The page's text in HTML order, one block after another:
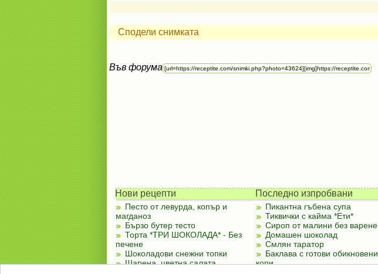
Сподели снимката
Във форума
Нови рецепти
Песто от левурда, копър и
магданоз
Бързо бутер тесто
Торта *ТРИ ШОКОЛАДА* - Без
печене
Шоколадови снежни топки
Шарена, цветна салата
Последно изпробвани
Пикантна гъбена супа
Тиквички с кайма *Ети*
Сироп от малини без варене
Домашен шоколад
Смлян таратор
Баклава с готови обикновени
кори